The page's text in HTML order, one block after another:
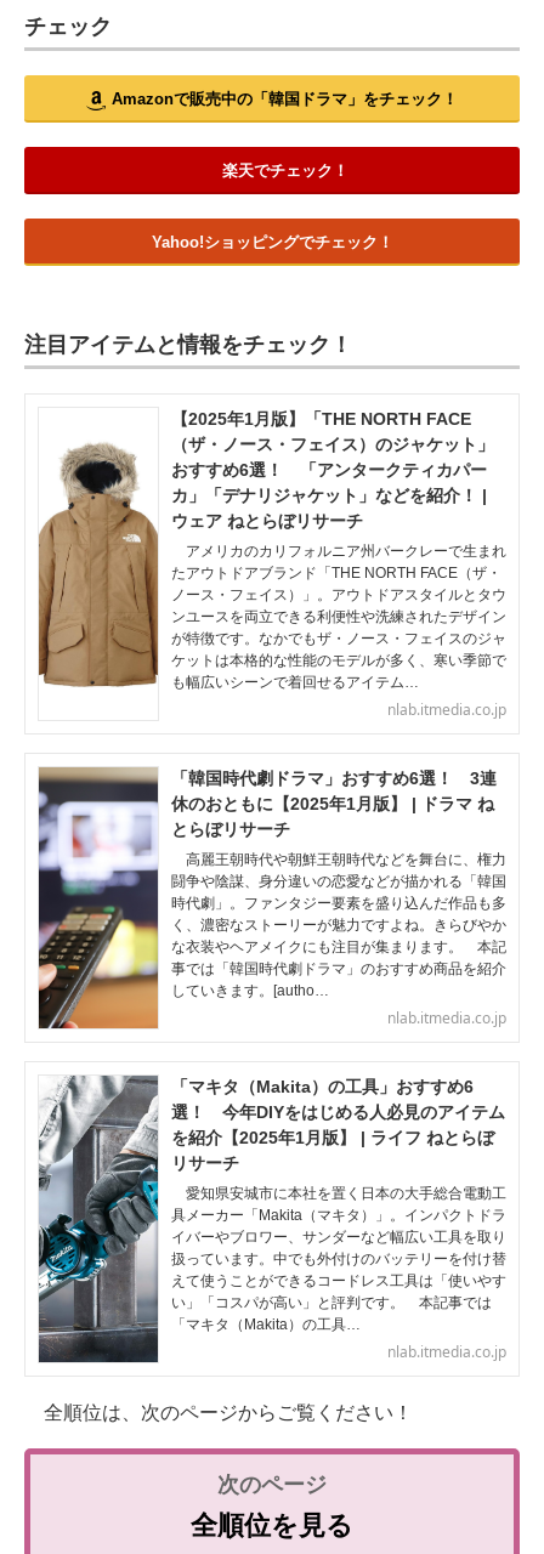
チェック
Amazonで販売中の「韓国ドラマ」をチェック！
楽天でチェック！
Yahoo!ショッピングでチェック！
注目アイテムと情報をチェック！
【2025年1月版】「THE NORTH FACE
（ザ・ノース・フェイス）のジャケット」
おすすめ6選！ 「アンタークティカパー
カ」「デナリジャケット」などを紹介！ |
ウェア ねとらぼリサーチ
アメリカのカリフォルニア州バークレーで生まれ
たアウトドアブランド「THE NORTH FACE（ザ・
ノース・フェイス）」。アウトドアスタイルとタウ
ンユースを両立できる利便性や洗練されたデザイン
が特徴です。なかでもザ・ノース・フェイスのジャ
ケットは本格的な性能のモデルが多く、寒い季節で
も幅広いシーンで着回せるアイテム…
nlab.itmedia.co.jp
「韓国時代劇ドラマ」おすすめ6選！ 3連
休のおともに【2025年1月版】 | ドラマ ね
とらぼリサーチ
高麗王朝時代や朝鮮王朝時代などを舞台に、権力
闘争や陰謀、身分違いの恋愛などが描かれる「韓国
時代劇」。ファンタジー要素を盛り込んだ作品も多
く、濃密なストーリーが魅力ですよね。きらびやか
な衣装やヘアメイクにも注目が集まります。 本記
事では「韓国時代劇ドラマ」のおすすめ商品を紹介
していきます。[autho…
nlab.itmedia.co.jp
「マキタ（Makita）の工具」おすすめ6
選！ 今年DIYをはじめる人必見のアイテム
を紹介【2025年1月版】 | ライフ ねとらぼ
リサーチ
愛知県安城市に本社を置く日本の大手総合電動工
具メーカー「Makita（マキタ）」。インパクトドラ
イバーやブロワー、サンダーなど幅広い工具を取り
扱っています。中でも外付けのバッテリーを付け替
えて使うことができるコードレス工具は「使いやす
い」「コスパが高い」と評判です。 本記事では
「マキタ（Makita）の工具…
nlab.itmedia.co.jp
全順位は、次のページからご覧ください！
全順位を見る